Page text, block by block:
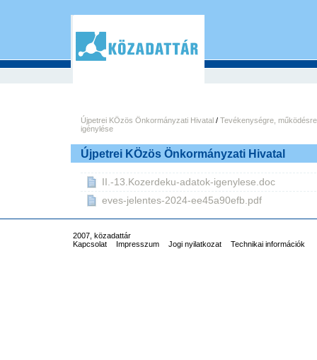
Újpetrei KÖzös Önkormányzati Hivatal / Tevékenységre,
igénylése
Újpetrei KÖzös Önkormányzati Hivatal
II.-13.Kozerdeku-adatok-igenylese.doc
eves-jelentes-2024-ee45a90efb.pdf
2007, közadattár
Kapcsolat
Impresszum Jogi nyilatkozat Technikai információk